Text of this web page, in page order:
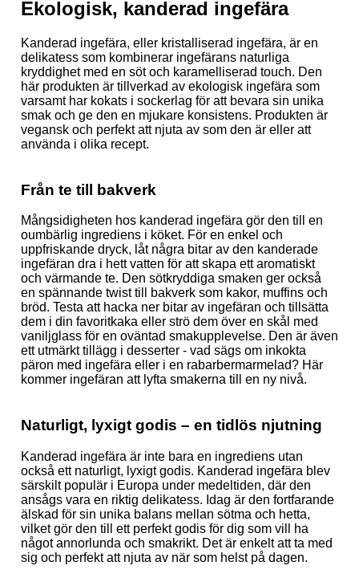
Ekologisk, kanderad ingefära
Kanderad ingefära, eller kristalliserad ingefära, är en
delikatess som kombinerar ingefärans naturliga
kryddighet med en söt och karamelliserad touch. Den
här produkten är tillverkad av ekologisk ingefära som
varsamt har kokats i sockerlag för att bevara sin unika
smak och ge den en mjukare konsistens. Produkten är
vegansk och perfekt att njuta av som den är eller att
använda i olika recept.
Från te till bakverk
Mångsidigheten hos kanderad ingefära gör den till en
oumbärlig ingrediens i köket. För en enkel och
uppfriskande dryck, låt några bitar av den kanderade
ingefäran dra i hett vatten för att skapa ett aromatiskt
och värmande te. Den sötkryddiga smaken ger också
en spännande twist till bakverk som kakor, muffins och
bröd. Testa att hacka ner bitar av ingefäran och tillsätta
dem i din favoritkaka eller strö dem över en skål med
vaniljglass för en oväntad smakupplevelse. Den är även
ett utmärkt tillägg i desserter - vad sägs om inkokta
päron med ingefära eller i en rabarbermarmelad? Här
kommer ingefäran att lyfta smakerna till en ny nivå.
Naturligt, lyxigt godis – en tidlös njutning
Kanderad ingefära är inte bara en ingrediens utan
också ett naturligt, lyxigt godis. Kanderad ingefära blev
särskilt populär i Europa under medeltiden, där den
ansågs vara en riktig delikatess. Idag är den fortfarande
älskad för sin unika balans mellan sötma och hetta,
vilket gör den till ett perfekt godis för dig som vill ha
något annorlunda och smakrikt. Det är enkelt att ta med
sig och perfekt att njuta av när som helst på dagen.